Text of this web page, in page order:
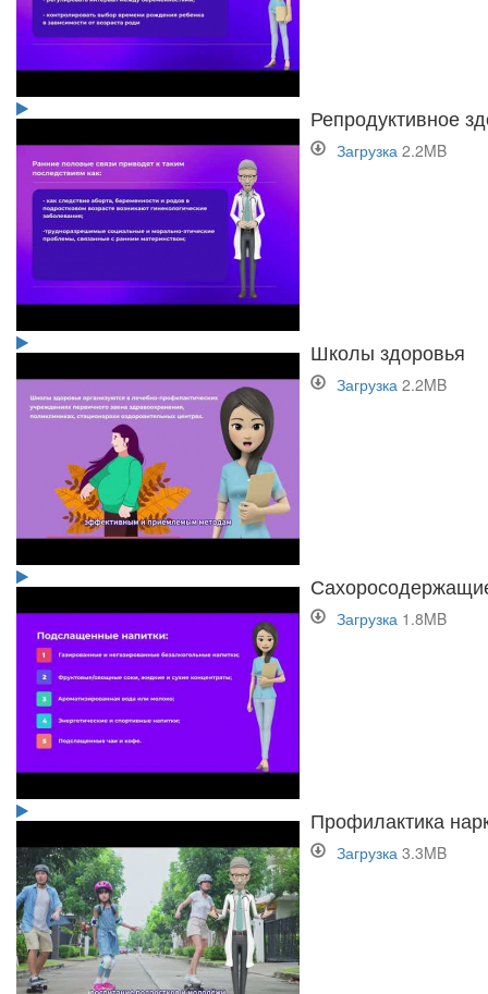
Репродуктивное
Загрузка 2.2MB
Школы здоровья
Загрузка 2.2MB
Загрузка 1.8MB
Профилактика
Загрузка 3.3MB